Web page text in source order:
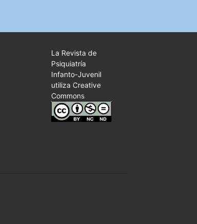
La Revista de
Psiquiatría
Infanto-Juvenil
utiliza Creative
Commons